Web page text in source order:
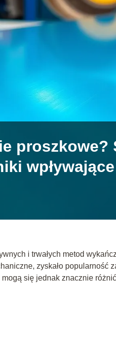
proszkowe?
wpływające
i trwałych metod
zyskało popularność
się jednak znacznie